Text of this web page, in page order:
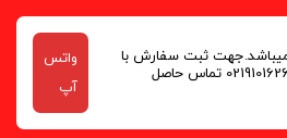
ثبت سفارش با
شماره 09044654433 | 02191016261 تماس حاصل
واتس
آپ